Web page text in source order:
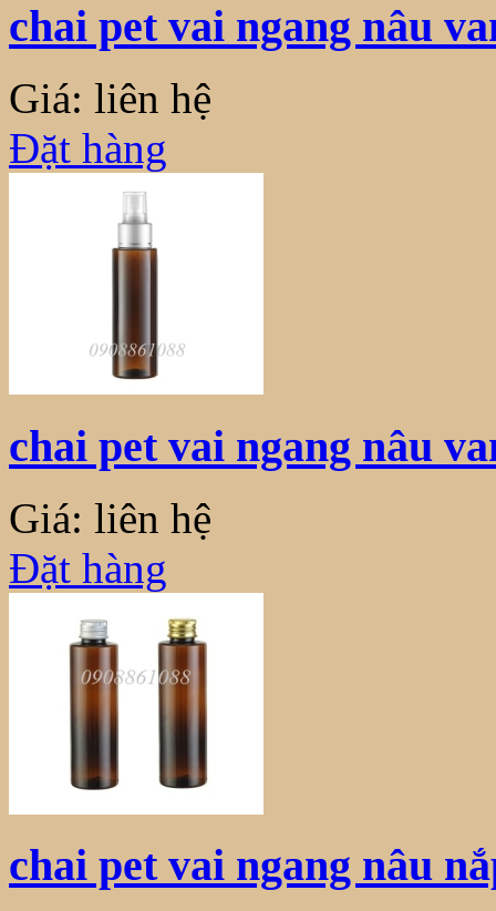
chai pet vai ngang nâu
Giá: liên hệ
Đặt hàng
chai pet vai ngang nâu
Giá: liên hệ
Đặt hàng
chai pet vai ngang nâu